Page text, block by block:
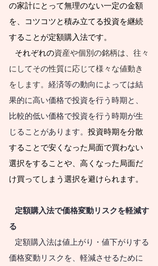
日本社会で急速な
少子化が進行する中
で、人口減社会にお
いても持続可能な暮
らし方・働き方と、
そのような暮らし
方・働き方に調和的
な資産形成・資産運
用が必要となりま
す。人口減社会の資
産運用のために、今
来にわたってやるべ
的に示しま
す。
の家計にとって無理のない一定の金額
を、コツコツと積み立てる投資を継続
することが定額購入法です。
   それぞれの
資産や個別の銘柄は、往々
にしてその性質に応じて様々な値動き
をします。 経済等の動向によっては結
果的に高い価格で投資を行う時期と、
比較的低い価格で投資を行う時期が生
じることがあります。 投資時期を分散
することで安くなった局面で買わない
選択をすることや、高くなった局面だ
け買ってしまう選択を避けられます。
る
価格変動リスクを、軽減させるために